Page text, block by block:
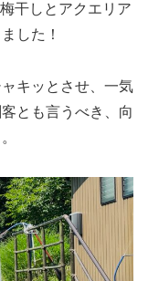
干しとアクエリア
した！
キッとさせ、一気
とも言うべき、向